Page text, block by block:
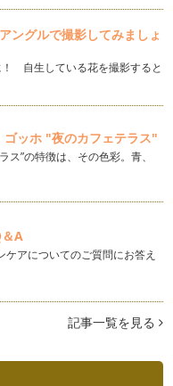
年1年、当コラムをご愛
。気分がウキウキとハ
…
んて言う？
んあります。 夜寝な
？
にあるんじゃない？」
ほうがいいのかしら」
ングルで撮影してみましょ
自生している花を撮影すると
ッホ "夜のカフェテラス"
ス”の特徴は、その色彩。青、
A
アについてのご質問にお答え
記事一覧を見る